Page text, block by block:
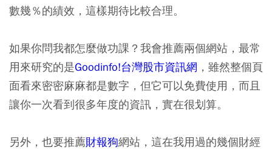
數幾％的績效，這樣期待比較合理。
如果你問我都怎麼做功課？我會推薦兩個網站，最常
用來研究的是Goodinfo!台灣股市資訊網 ，雖然整個頁
面看來密密麻麻都是數字，但它可以免費使用，而且
讓你一次看到很多年度的資訊，實在很划算。
另外，也要推薦財報狗網站，這在我用過的幾個財經